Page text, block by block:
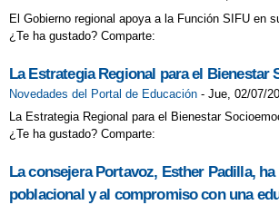
El Gobierno regional apoya a la Función SIFU en
¿Te ha gustado? Comparte:
La Estrategia Regional para el Bienestar
Novedades del Portal de Educación - Jue, 02/07/
La Estrategia Regional para el Bienestar
¿Te ha gustado? Comparte:
La consejera Portavoz, Esther Padilla,
poblacional y al compromiso con una